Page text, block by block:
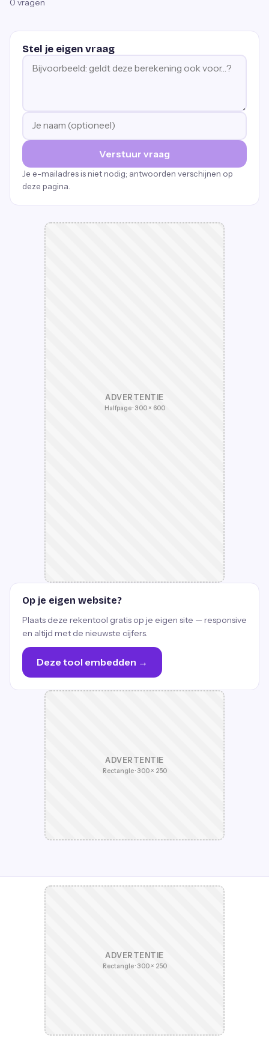
0 vragen
Stel je eigen vraag
Verstuur vraag
Je e-mailadres is niet nodig; antwoorden verschijnen op
deze pagina.
ADVERTENTIE
Halfpage · 300 × 600
Op je eigen website?
Plaats deze rekentool gratis op je eigen site — responsive
en altijd met de nieuwste cijfers.
Deze tool embedden →
ADVERTENTIE
Rectangle · 300 × 250
ADVERTENTIE
Rectangle · 300 × 250